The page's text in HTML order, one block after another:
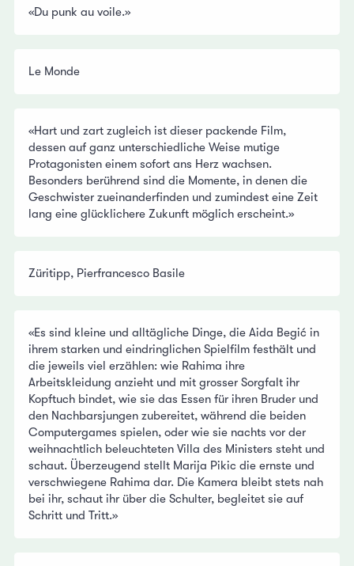
«Du punk au voile.»
Le Monde
«Hart und zart zugleich ist dieser packende Film,
dessen auf ganz unterschiedliche Weise mutige
Protagonisten einem sofort ans Herz wachsen.
Besonders berührend sind die Momente, in denen die
Geschwister zueinanderfinden und zumindest eine Zeit
lang eine glücklichere Zukunft möglich erscheint.»
Züritipp, Pierfrancesco Basile
«Es sind kleine und alltägliche Dinge, die Aida Begić in
ihrem starken und eindringlichen Spielfilm festhält und
die jeweils viel erzählen: wie Rahima ihre
Arbeitskleidung anzieht und mit grosser Sorgfalt ihr
Kopftuch bindet, wie sie das Essen für ihren Bruder und
den Nachbarsjungen zubereitet, während die beiden
Computergames spielen, oder wie sie nachts vor der
weihnachtlich beleuchteten Villa des Ministers steht und
schaut. Überzeugend stellt Marija Pikic die ernste und
verschwiegene Rahima dar. Die Kamera bleibt stets nah
bei ihr, schaut ihr über die Schulter, begleitet sie auf
Schritt und Tritt.»